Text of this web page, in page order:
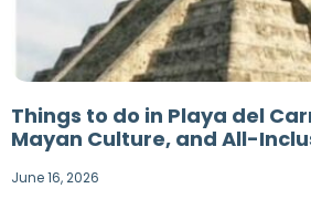
Things to do in Playa del
Mayan Culture, and All-
June 16, 2026